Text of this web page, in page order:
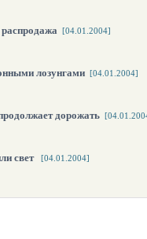
[04.01.2004]
лозунгами [04.01.2004]
дорожать
свет [04.01.2004]